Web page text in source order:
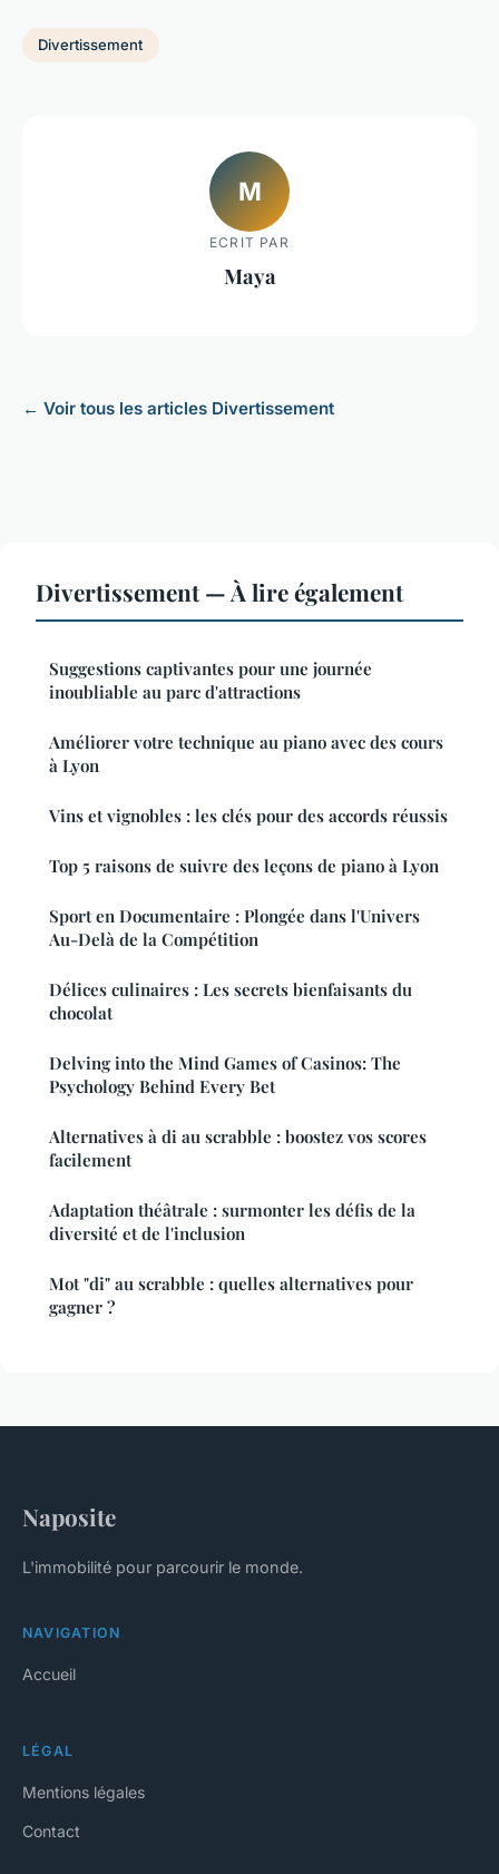
Divertissement
M
ECRIT PAR
Maya
← Voir tous les articles Divertissement
Divertissement — À lire également
Suggestions captivantes pour une journée
inoubliable au parc d'attractions
Améliorer votre technique au piano avec des cours
à Lyon
Vins et vignobles : les clés pour des accords réussis
Top 5 raisons de suivre des leçons de piano à Lyon
Sport en Documentaire : Plongée dans l'Univers
Au-Delà de la Compétition
Délices culinaires : Les secrets bienfaisants du
chocolat
Delving into the Mind Games of Casinos: The
Psychology Behind Every Bet
Alternatives à di au scrabble : boostez vos scores
facilement
Adaptation théâtrale : surmonter les défis de la
diversité et de l'inclusion
Mot "di" au scrabble : quelles alternatives pour
gagner ?
Naposite
L'immobilité pour parcourir le monde.
NAVIGATION
Accueil
LÉGAL
Mentions légales
Contact